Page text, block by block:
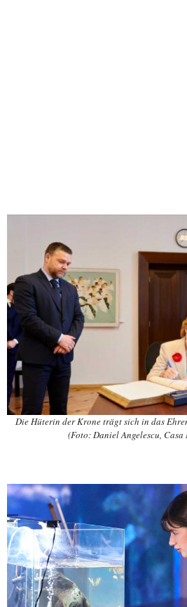
Die Hüterin der Krone trägt sich in das
(Foto: Daniel Angelescu,